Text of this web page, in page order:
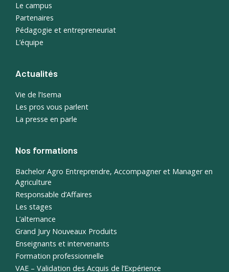
Le campus
Partenaires
Pédagogie et entrepreneuriat
L’équipe
Actualités
Vie de l’Isema
Les pros vous parlent
La presse en parle
Nos formations
Bachelor Agro Entreprendre, Accompagner et Manager en
Agriculture
Responsable d’Affaires
Les stages
L’alternance
Grand Jury Nouveaux Produits
Enseignants et intervenants
Formation professionnelle
VAE – Validation des Acquis de l’Expérience